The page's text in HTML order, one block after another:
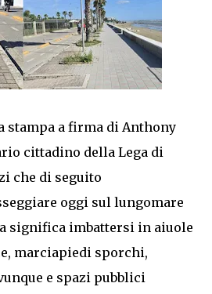
stampa a firma di Anthony
cittadino della Lega di
che di seguito
oggi sul lungomare
significa imbattersi in aiuole
marciapiedi sporchi,
e spazi pubblici